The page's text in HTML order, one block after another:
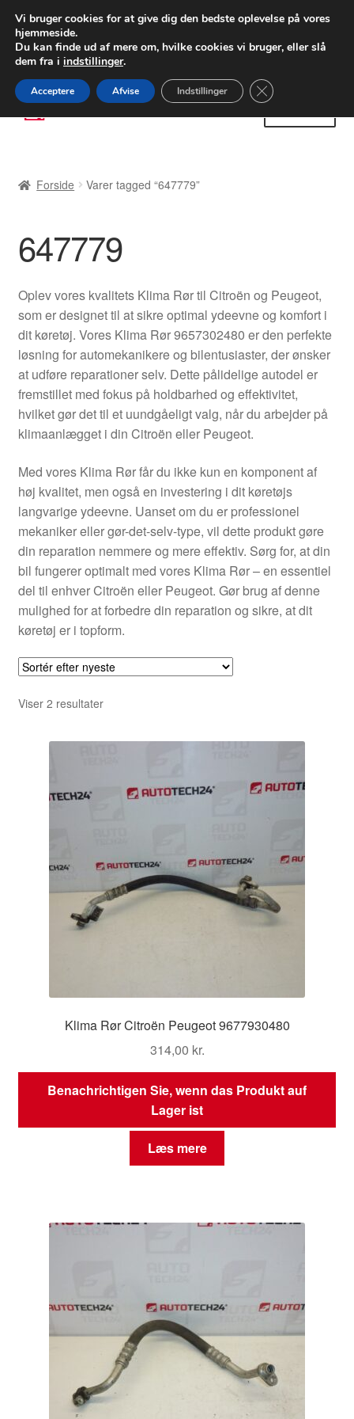
LEVERING fra 55 kr.
FEDEX verdensomspændende forsendelse
80 82 72 02
Spring
til
Spring
til
Betalinger
Kasse
Klageprocedure
Kontakte
Kurv
Min Konto
Om os
Privatlivspolitik
Vilkår og betingelser
Forside Varer tagged “647779”
647779
Oplev vores kvalitets Klima Rør til Citroën og Peugeot,
som er designet til at sikre optimal ydeevne og komfort i
dit køretøj. Vores Klima Rør 9657302480 er den perfekte
løsning for automekanikere og bilentusiaster, der ønsker
at udføre reparationer selv. Dette pålidelige autodel er
fremstillet med fokus på holdbarhed og effektivitet,
hvilket gør det til et uundgåeligt valg, når du arbejder på
klimaanlægget i din Citroën eller Peugeot.
Med vores Klima Rør får du ikke kun en komponent af
høj kvalitet, men også en investering i dit køretøjs
langvarige ydeevne. Uanset om du er professionel
mekaniker eller gør-det-selv-type, vil dette produkt gøre
din reparation nemmere og mere effektiv. Sørg for, at din
bil fungerer optimalt med vores Klima Rør – en essentiel
del til enhver Citroën eller Peugeot. Gør brug af denne
mulighed for at forbedre din reparation og sikre, at dit
køretøj er i topform.
Viser 2 resultaterSorteret
Klima Rør Citroën Peugeot 9677930480
314,00 kr.
Benachrichtigen Sie, wenn das Produkt auf
Lager ist
Læs mere
Vi bruger cookies for at give dig den bedste oplevelse på vores
hjemmeside.
Du kan finde ud af mere om, hvilke cookies vi bruger, eller slå
dem fra i indstillinger.
Acceptere Afvise Indstillinger Close GDPR